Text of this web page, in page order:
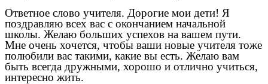
Ответное слово учителя. Дорогие мои дети! Я
поздравляю всех вас с окончанием начальной
школы. Желаю больших успехов на вашем пути.
Мне очень хочется, чтобы ваши новые учителя тоже
полюбили вас такими, какие вы есть. Желаю вам
быть всегда дружными, хорошо и отлично учиться,
интересно жить.